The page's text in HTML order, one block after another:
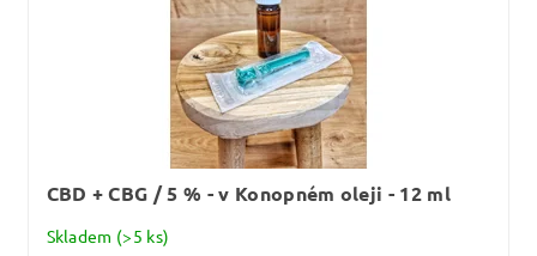
CBD + CBG / 5 % - v Konopném oleji - 12 ml
Skladem (>5 ks)